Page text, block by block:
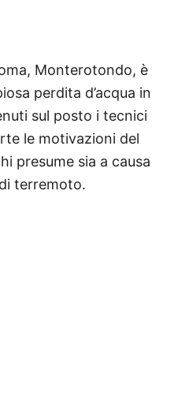
Monterotondo, è
perdita d’acqua in
sul posto i tecnici
le motivazioni del
presume sia a causa
terremoto.